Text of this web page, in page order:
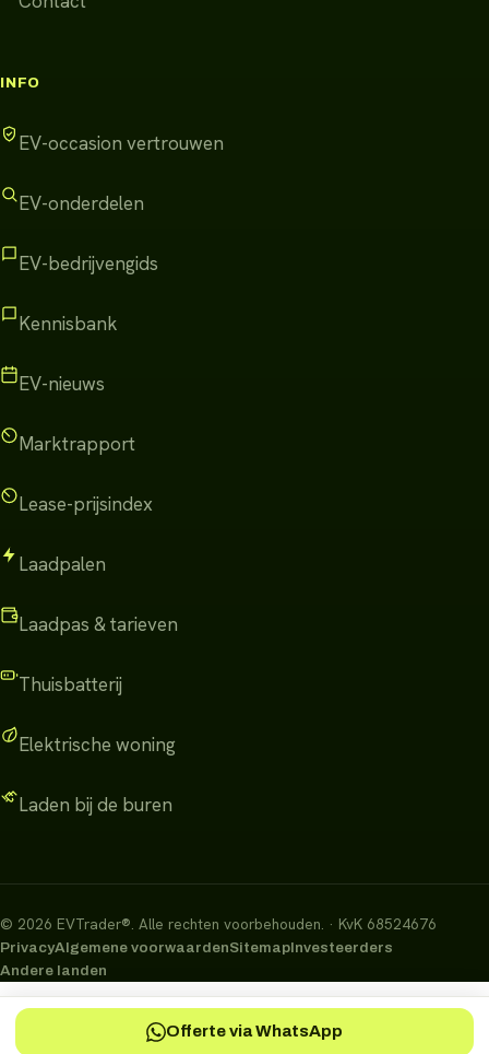
INFO
EV-occasion vertrouwen
EV-onderdelen
EV-bedrijvengids
Kennisbank
EV-nieuws
Marktrapport
Lease-prijsindex
Laadpalen
Laadpas & tarieven
Thuisbatterij
Elektrische woning
Laden bij de buren
© 2026 EVTrader®. Alle rechten voorbehouden. · KvK 68524676
PrivacyAlgemene voorwaardenSitemapInvesteerders
Andere landen
Offerte via WhatsApp